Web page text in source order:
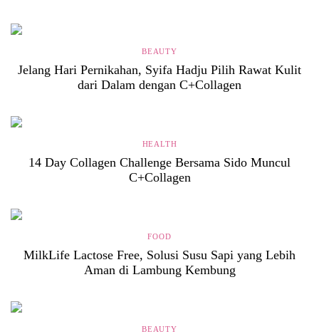
BEAUTY
Jelang Hari Pernikahan, Syifa Hadju Pilih Rawat Kulit
dari Dalam dengan C+Collagen
HEALTH
14 Day Collagen Challenge Bersama Sido Muncul
C+Collagen
FOOD
MilkLife Lactose Free, Solusi Susu Sapi yang Lebih
Aman di Lambung Kembung
BEAUTY